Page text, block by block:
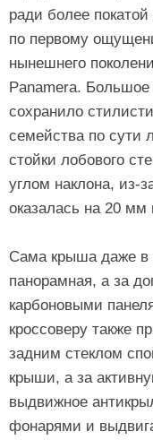
ради более
по первому
нынешнего
Panamera.
сохранило
семейства по сути
стойки лобового
углом наклона, из-
оказалась на 20 мм
Сама крыша даже в
панорамная, а за
карбоновыми
кроссоверу также
задним стеклом
крыши, а за
выдвижное
фонарями и